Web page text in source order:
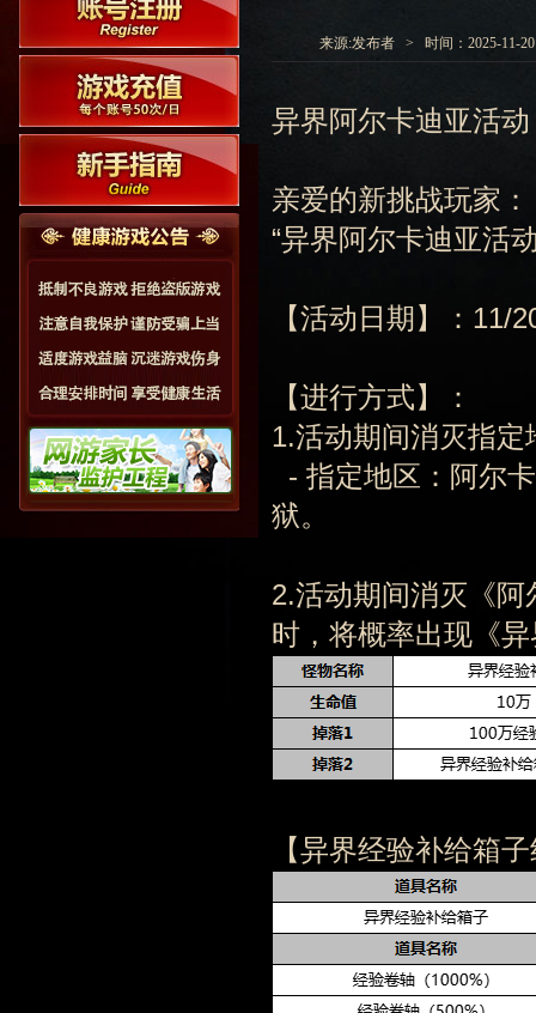
来源:发布者 > 时间：2025-11-20
异界阿尔卡迪亚活动
亲爱的新挑战玩家：
“异界阿尔卡迪亚活
【活动日期】：11/
【进行方式】：
1.活动期间消灭指
- 指定地区：阿尔
狱。
2.活动期间消灭《
时，将概率出现《
【异界经验补给箱